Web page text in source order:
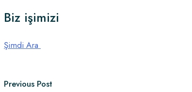
Biz işimizi
Şimdi Ara
Previous Post